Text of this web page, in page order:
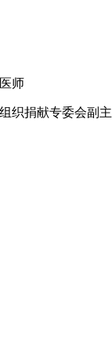
师
织捐献专委会副